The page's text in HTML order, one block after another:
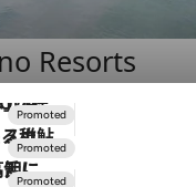
Resorts
で！」